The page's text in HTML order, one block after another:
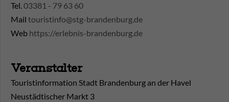
Tel.03381 - 79 63 60
Mail touristinfo@stg-brandenburg.de
Web https://erlebnis-brandenburg.de
Veranstalter
Touristinformation Stadt Brandenburg an der Havel
Neustädtischer Markt 3